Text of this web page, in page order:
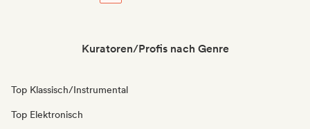
Kuratoren/Profis nach Genre
Top Klassisch/Instrumental
Top Elektronisch